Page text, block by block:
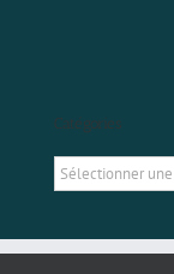
Catégories
Catégories